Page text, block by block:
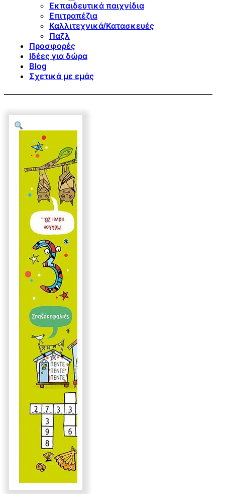
Εκπαιδευτικά παιχνίδια
Επιτραπέζια
Καλλιτεχνικά/Κατασκευές
Παζλ
Προσφορές
Ιδέες για δώρα
Blog
Σχετικά με εμάς